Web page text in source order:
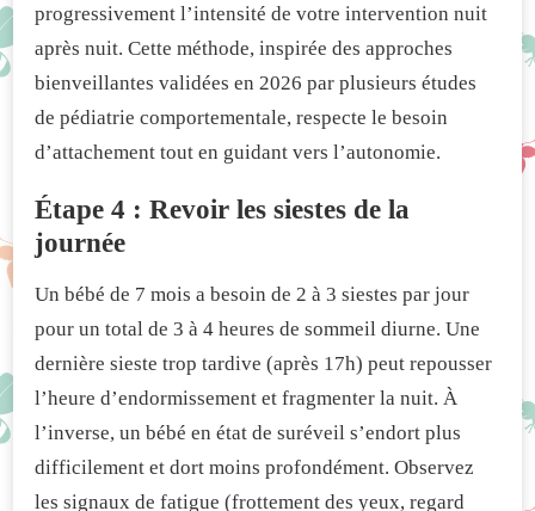
progressivement l’intensité de votre intervention nuit
après nuit. Cette méthode, inspirée des approches
bienveillantes validées en 2026 par plusieurs études
de pédiatrie comportementale, respecte le besoin
d’attachement tout en guidant vers l’autonomie.
Étape 4 : Revoir les siestes de la
journée
Un bébé de 7 mois a besoin de 2 à 3 siestes par jour
pour un total de 3 à 4 heures de sommeil diurne. Une
dernière sieste trop tardive (après 17h) peut repousser
l’heure d’endormissement et fragmenter la nuit. À
l’inverse, un bébé en état de suréveil s’endort plus
difficilement et dort moins profondément. Observez
les signaux de fatigue (frottement des yeux, regard